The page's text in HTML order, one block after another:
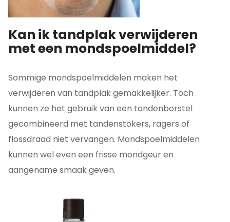
Kan ik tandplak verwijderen
met een mondspoelmiddel?
Sommige mondspoelmiddelen maken het
verwijderen van tandplak gemakkelijker. Toch
kunnen ze het gebruik van een tandenborstel
gecombineerd met tandenstokers, ragers of
flossdraad niet vervangen. Mondspoelmiddelen
kunnen wel even een frisse mondgeur en
aangename smaak geven.